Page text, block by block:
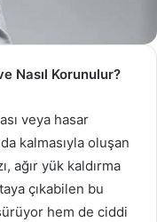
Nasıl Korunulur?
veya hasar
kalmasıyla oluşan
ağır yük kaldırma
çıkabilen bu
hem de ciddi